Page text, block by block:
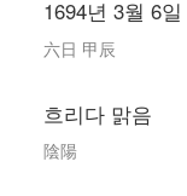
1694년 3월 6
六日 甲辰
흐리다 맑음
陰陽